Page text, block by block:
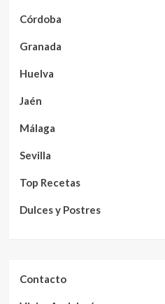
Córdoba
Granada
Huelva
Jaén
Málaga
Sevilla
Top Recetas
Dulces y Postres
Contacto